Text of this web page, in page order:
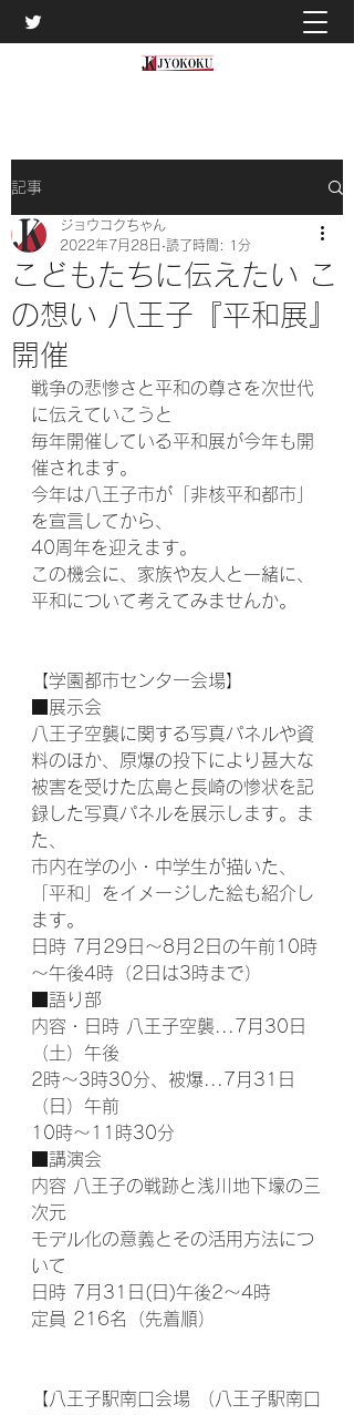
記事
こどもたちに伝えたい こ
の想い 八王子『平和展』
開催
ジョウコクちゃん
2022年7月28日 読了時間: 1分
戦争の悲惨さと平和の尊さを次世代
に伝えていこうと
毎年開催している平和展が今年も開
催されます。
今年は八王子市が「非核平和都市」
を宣言してから、
40周年を迎えます。
この機会に、家族や友人と一緒に、
平和について考えてみませんか。
【学園都市センター会場】
■展示会
八王子空襲に関する写真パネルや資
料のほか、原爆の投下により甚大な
被害を受けた広島と長崎の惨状を記
録した写真パネルを展示します。ま
た、
市内在学の小・中学生が描いた、
「平和」をイメージした絵も紹介し
ます。
日時 7月29日～8月2日の午前10時
～午後4時（2日は3時まで）
■語り部
内容・日時 八王子空襲...7月30日
（土）午後
2時～3時30分、被爆...7月31日
（日）午前
10時～11時30分
■講演会
内容 八王子の戦跡と浅川地下壕の三
次元
モデル化の意義とその活用方法につ
いて
日時 7月31日(日)午後2～4時
定員 216名（先着順）
【八王子駅南口会場 （八王子駅南口